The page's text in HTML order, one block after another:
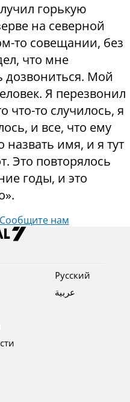
горькую
на северной
то совещании, без
что мне
дозвониться. Мой
Я перезвонил
что-то случилось, я
и все, что ему
назвать имя, и я тут
Это повторялось
годы, и это
нам
Pусский
عربية